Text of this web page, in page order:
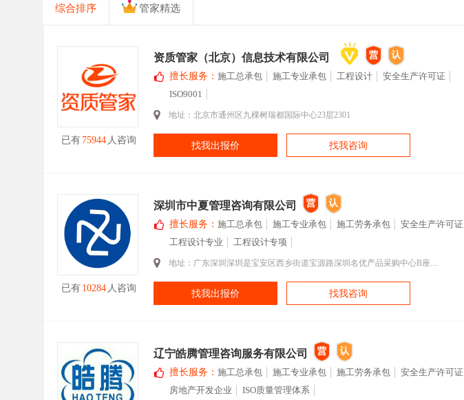
综合排序 管家精选
已有 75944 人咨询
资质管家（北京）信息技术有限公司
擅长服务： 施工总承包 施工专业承包 工程设计
安全生产许可证
ISO9001
地址：北京市通州区九棵树瑞都国际中心23层2301
找我出报价 找我咨询
已有 10284 人咨询
深圳市中夏管理咨询有限公司
擅长服务： 施工总承包 施工专业承包 施工劳务承包
安全生产许可证
工程设计专业
工程设计专项
地址：广东深圳深圳是宝安区西乡街道宝源路深圳名优产品采购中心B座....
找我出报价 找我咨询
辽宁皓腾管理咨询服务有限公司
擅长服务： 施工总承包 施工专业承包 施工劳务承包
安全生产许可证
房地产开发企业
ISO质量管理体系